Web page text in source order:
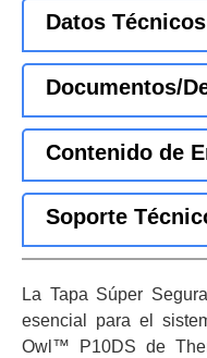
Datos Técnicos
Documentos/
Contenido de
Soporte
La Tapa Súper
esencial para el
Owl™ P10DS de